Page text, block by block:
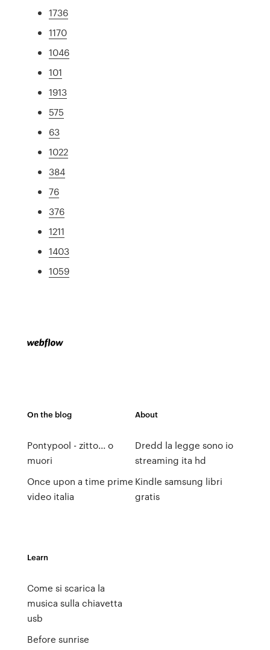
1736
1170
1046
101
1913
575
63
1022
384
76
376
1211
1403
1059
On the blog
Pontypool - zitto... o
muori
Once upon a time prime
video italia
About
Dredd la legge sono io
streaming ita hd
Kindle samsung libri
gratis
Learn
Come si scarica la
musica sulla chiavetta
usb
Before sunrise